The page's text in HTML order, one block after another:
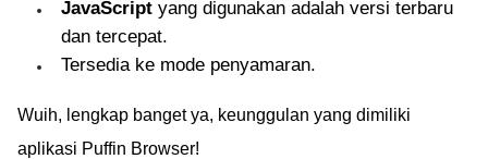
JavaScript yang digunakan adalah versi terbaru
dan tercepat.
Tersedia ke mode penyamaran.
Wuih, lengkap banget ya, keunggulan yang dimiliki
aplikasi Puffin Browser!